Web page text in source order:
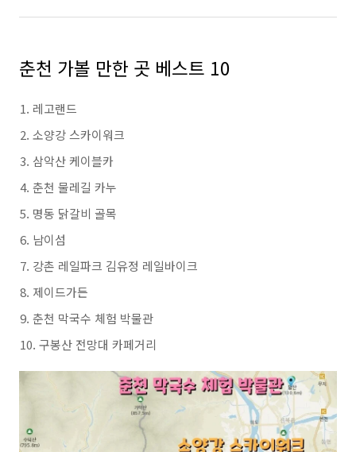
춘천 가볼 만한 곳 베스트 10
레고랜드
소양강 스카이워크
삼악산 케이블카
춘천 물레길 카누
명동 닭갈비 골목
남이섬
강촌 레일파크 김유정 레일바이크
제이드가든
춘천 막국수 체험 박물관
구봉산 전망대 카페거리